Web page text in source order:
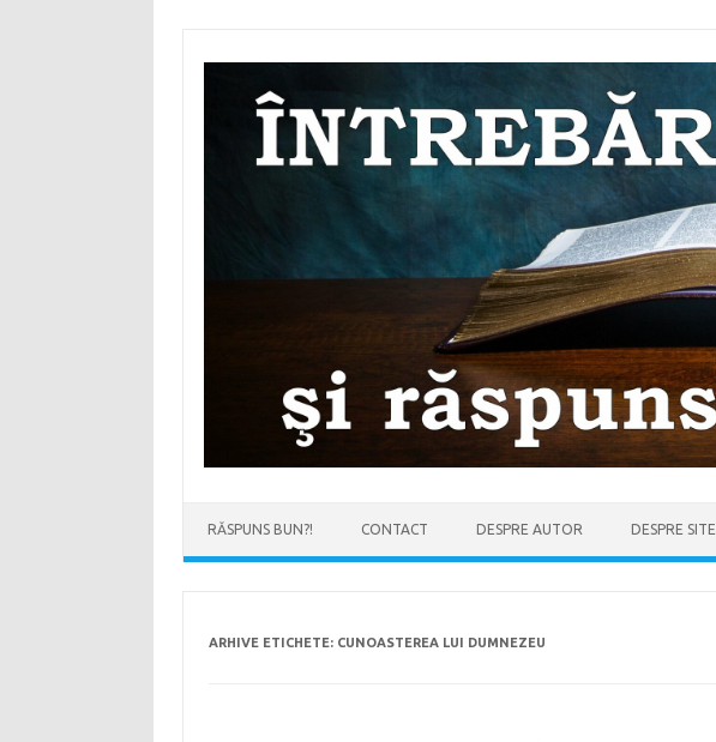
RĂSPUNS BUN?! CONTACT DESPRE AUTOR DESPRE SITE
ARHIVE ETICHETE: CUNOASTEREA LUI DUMNEZEU